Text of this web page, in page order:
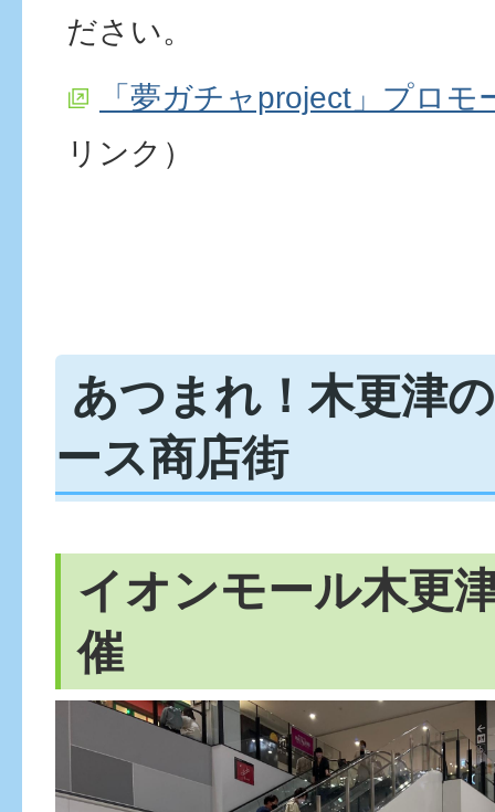
ださい。
「夢ガチャproject」プロモ
リンク）
あつまれ！木更津
ース商店街
イオンモール木更
催